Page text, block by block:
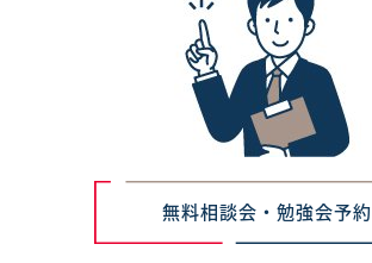
無料相談会・勉強会予約